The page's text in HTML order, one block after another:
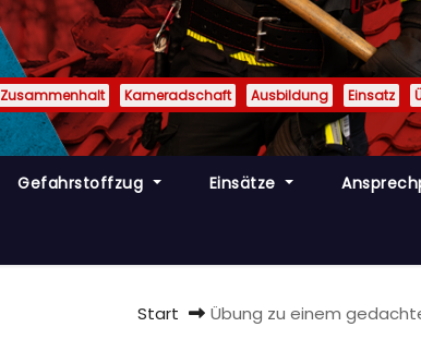
Zusammenhalt Kameradschaft Ausbildung Einsatz
Gefahrstoffzug Einsätze
Start Übung zu einem